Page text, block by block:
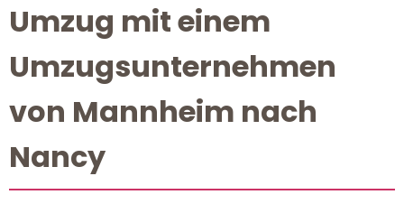
Umzug mit einem
Umzugsunternehmen
von Mannheim nach
Nancy